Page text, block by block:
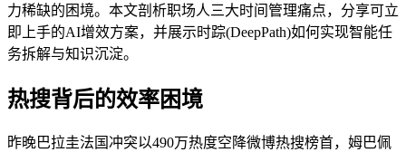
力稀缺的困境。本文剖析职场人三大时间管理痛点，分享可立
即上手的AI增效方案，并展示时踪(DeepPath)如何实现智能任
务拆解与知识沉淀。
热搜背后的效率困境
昨晚巴拉圭法国冲突以490万热度空降微博热搜榜首，姆巴佩